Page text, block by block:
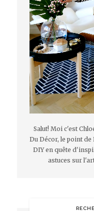
Salut! Moi c'est
Du Décor, le point de
DIY en quête
astuces sur